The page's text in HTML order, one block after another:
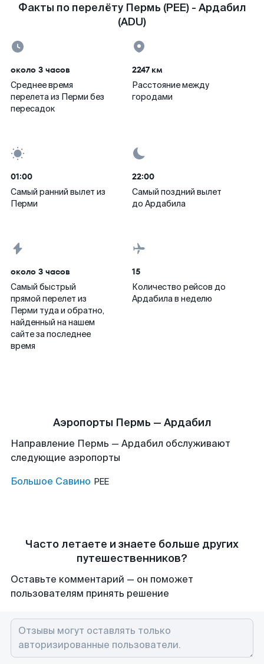
Факты по перелёту Пермь (PEE) - Ардабил
(ADU)
около 3 часов
Среднее время
перелета из Перми без
пересадок
2247 км
Расстояние между
городами
01:00
Самый ранний вылет из
Перми
22:00
Самый поздний вылет
до Ардабила
около 3 часов
Самый быстрый
прямой перелет из
Перми туда и обратно,
найденный на нашем
сайте за последнее
время
15
Количество рейсов до
Ардабила в неделю
Аэропорты Пермь — Ардабил
Направление Пермь — Ардабил обслуживают
следующие аэропорты
Большое Савино PEE
Часто летаете и знаете больше других
путешественников?
Оставьте комментарий — он поможет
пользователям принять решение